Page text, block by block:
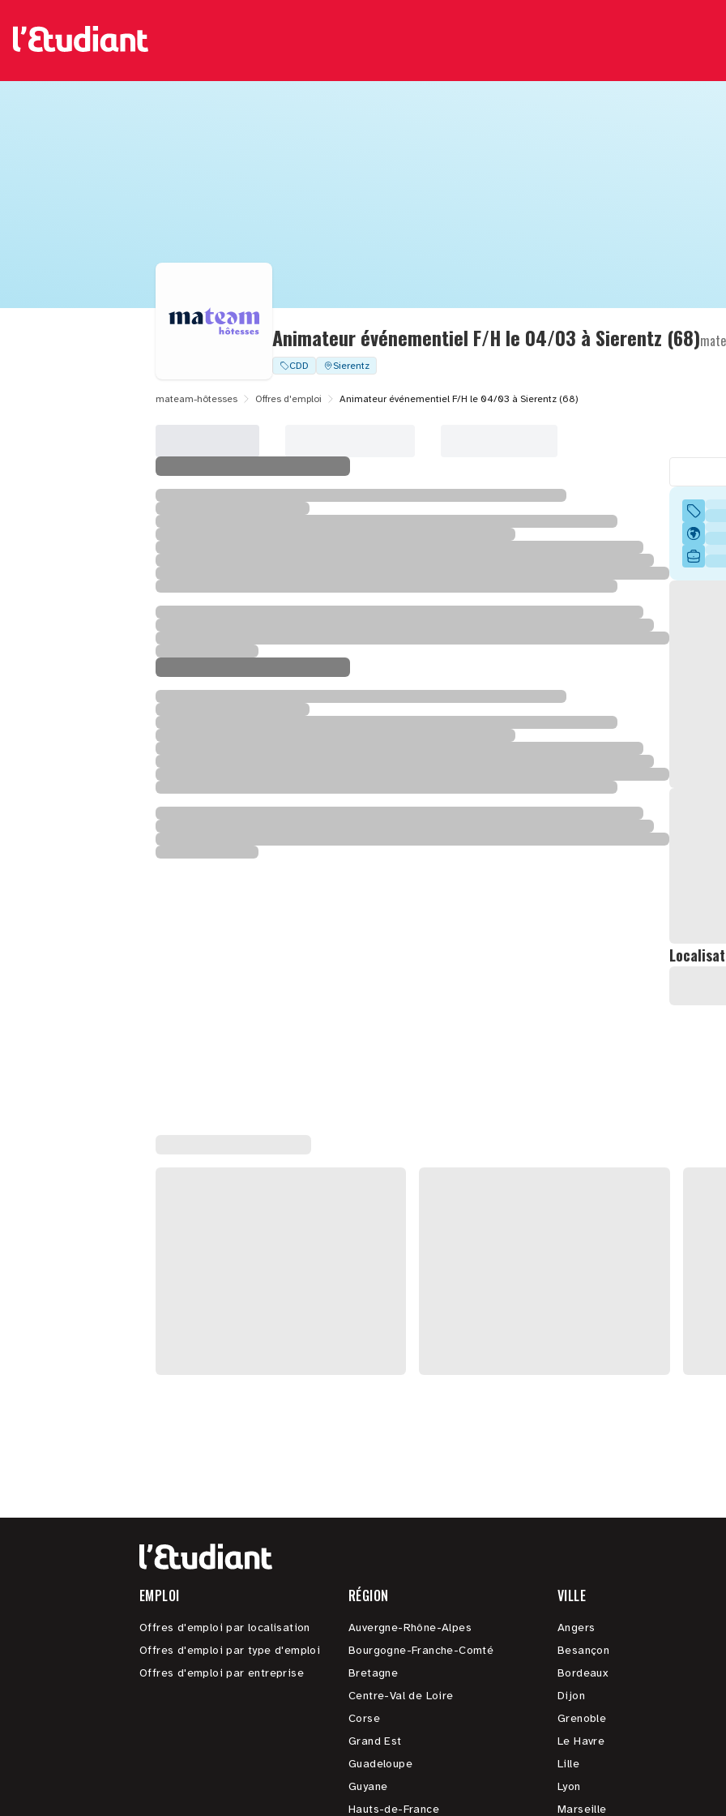
Animateur événementiel F/H le 04/03 à Sierentz (68)
CDD Sierentz
mateam-hôtesses Offres d'emploi Animateur événementiel F/H le 04/03 à Sierentz (68)
EMPLOI
Offres d'emploi par localisation
Offres d'emploi par type d'emploi
Offres d'emploi par entreprise
RÉGION
Auvergne-Rhône-Alpes
Bourgogne-Franche-Comté
Bretagne
Centre-Val de Loire
Corse
Grand Est
Guadeloupe
Guyane
Hauts-de-France
VILLE
Angers
Besançon
Bordeaux
Dijon
Grenoble
Le Havre
Lille
Lyon
Marseille